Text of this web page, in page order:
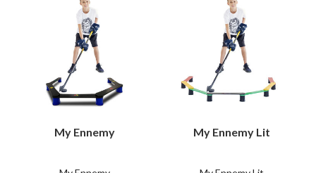
My Ennemy My Ennemy Lit